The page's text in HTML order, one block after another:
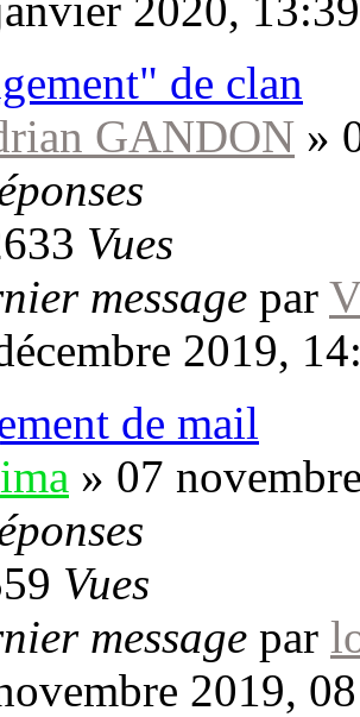
de clan
GANDON »
Vues
message par
2019,
de mail
» 07
Vues
message par
2019,